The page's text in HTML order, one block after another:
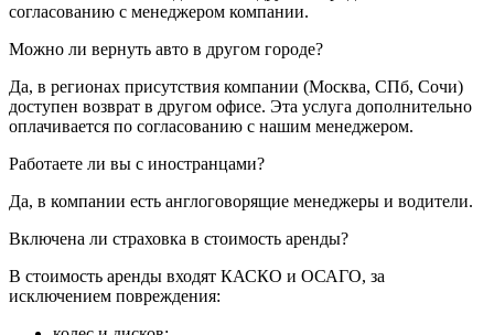
согласованию с менеджером компании.
Можно ли вернуть авто в другом городе?
Да, в регионах присутствия компании (Москва, СПб, Сочи)
доступен возврат в другом офисе. Эта услуга дополнительно
оплачивается по согласованию с нашим менеджером.
Работаете ли вы с иностранцами?
Да, в компании есть англоговорящие менеджеры и водители.
Включена ли страховка в стоимость аренды?
В стоимость аренды входят КАСКО и ОСАГО, за
исключением повреждения: